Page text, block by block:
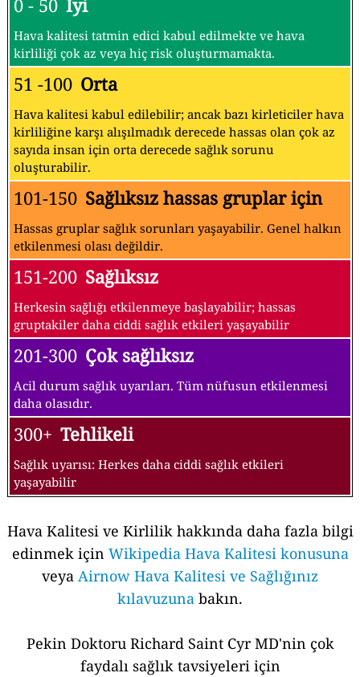
0 - 50 İyi
Hava kalitesi tatmin edici kabul edilmekte ve hava
kirliliği çok az veya hiç risk oluşturmamakta.
51 -100 Orta
Hava kalitesi kabul edilebilir; ancak bazı kirleticiler hava
kirliliğine karşı alışılmadık derecede hassas olan çok az
sayıda insan için orta derecede sağlık sorunu
oluşturabilir.
101-150 Sağlıksız hassas gruplar için
Hassas gruplar sağlık sorunları yaşayabilir. Genel halkın
etkilenmesi olası değildir.
151-200 Sağlıksız
Herkesin sağlığı etkilenmeye başlayabilir; hassas
gruptakiler daha ciddi sağlık etkileri yaşayabilir
201-300 Çok sağlıksız
Acil durum sağlık uyarıları. Tüm nüfusun etkilenmesi
daha olasıdır.
300+ Tehlikeli
Sağlık uyarısı: Herkes daha ciddi sağlık etkileri
yaşayabilir
Hava Kalitesi ve Kirlilik hakkında daha fazla bilgi
edinmek için Wikipedia Hava Kalitesi konusuna
veya Airnow Hava Kalitesi ve Sağlığınız
kılavuzuna bakın.
Pekin Doktoru Richard Saint Cyr MD'nin çok
faydalı sağlık tavsiyeleri için